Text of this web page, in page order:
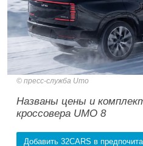
пресс-служба Umo
Названы цены и
кроссовера UMO 8
Добавить 32CARS в